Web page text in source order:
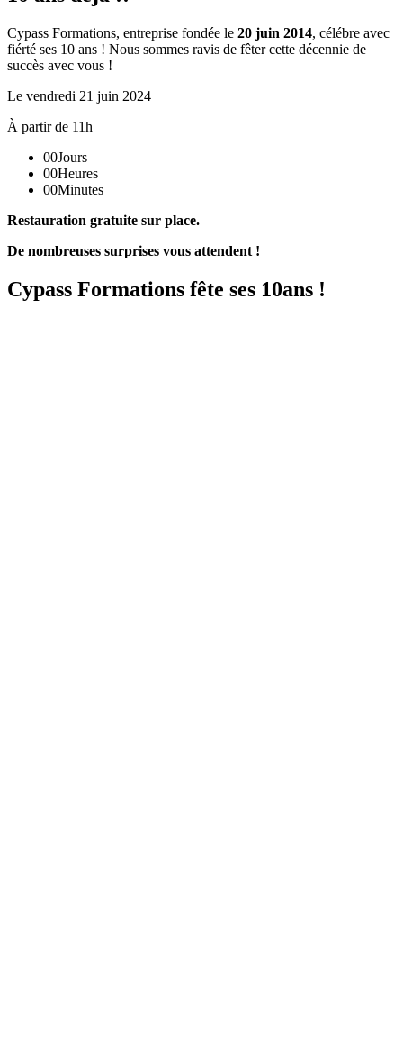
Cypass Formations, entreprise fondée le 20 juin 2014, célébre avec
fiérté ses 10 ans ! Nous sommes ravis de fêter cette décennie de
succès avec vous !
Le vendredi 21 juin 2024
À partir de 11h
00Jours
00Heures
00Minutes
Restauration gratuite sur place.
De nombreuses surprises vous attendent !
Cypass Formations fête ses 10ans !